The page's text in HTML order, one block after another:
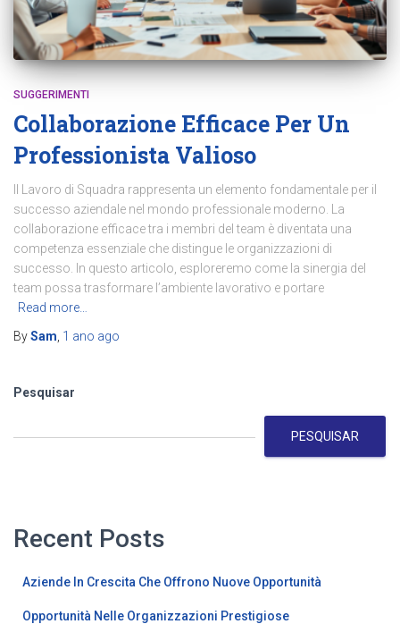
SUGGERIMENTI
Collaborazione Efficace Per Un
Professionista Valioso
Il Lavoro di Squadra rappresenta un elemento fondamentale per il
successo aziendale nel mondo professionale moderno. La
collaborazione efficace tra i membri del team è diventata una
competenza essenziale che distingue le organizzazioni di
successo. In questo articolo, esploreremo come la sinergia del
team possa trasformare l’ambiente lavorativo e portare
Read more…
BySam 1 ano ago
Pesquisar
PESQUISAR
Recent Posts
Aziende In Crescita Che Offrono Nuove Opportunità
Opportunità Nelle Organizzazioni Prestigiose